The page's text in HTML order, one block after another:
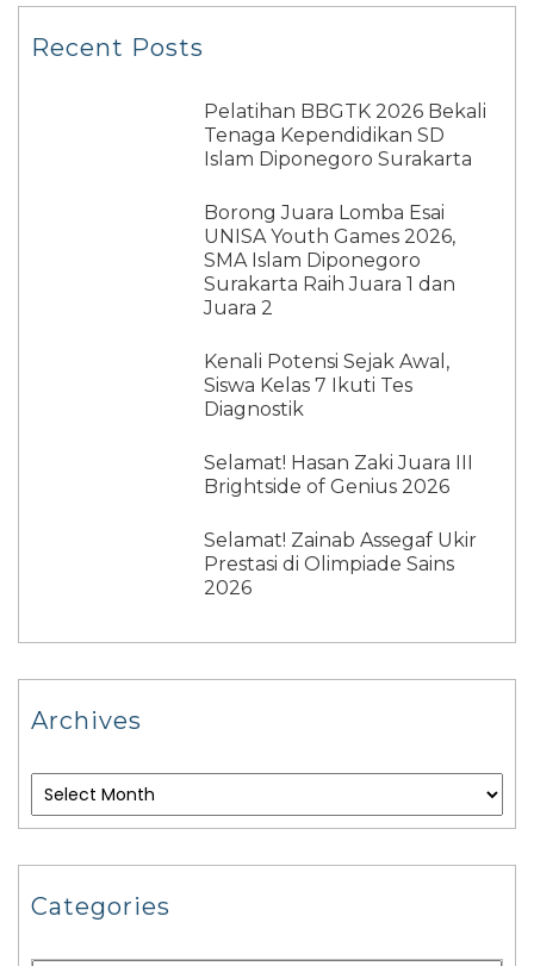
Recent Posts
Pelatihan BBGTK 2026 Bekali
Tenaga Kependidikan SD
Islam Diponegoro Surakarta
Borong Juara Lomba Esai
UNISA Youth Games 2026,
SMA Islam Diponegoro
Surakarta Raih Juara 1 dan
Juara 2
Kenali Potensi Sejak Awal,
Siswa Kelas 7 Ikuti Tes
Diagnostik
Selamat! Hasan Zaki Juara III
Brightside of Genius 2026
Selamat! Zainab Assegaf Ukir
Prestasi di Olimpiade Sains
2026
Archives
Categories